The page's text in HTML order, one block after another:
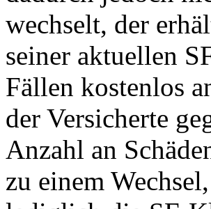
wechselt, der
seiner aktuellen
Fällen kostenlos
der Versicherte
Anzahl an
zu einem